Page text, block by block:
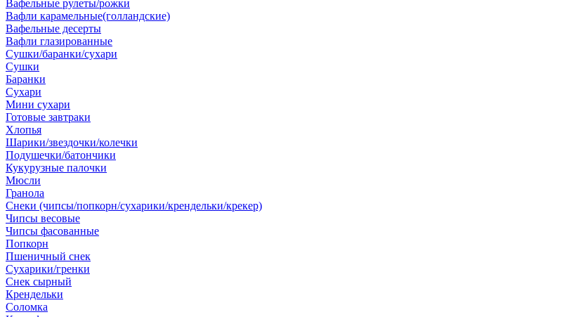
Вафельные рулеты/рожки
Вафли карамельные(голландские)
Вафельные десерты
Вафли глазированные
Сушки/баранки/сухари
Сушки
Баранки
Сухари
Мини сухари
Готовые завтраки
Хлопья
Шарики/звездочки/колечки
Подушечки/батончики
Кукурузные палочки
Мюсли
Гранола
Снеки (чипсы/попкорн/сухарики/крендельки/крекер)
Чипсы весовые
Чипсы фасованные
Попкорн
Пшеничный снек
Сухарики/гренки
Снек сырный
Крендельки
Соломка